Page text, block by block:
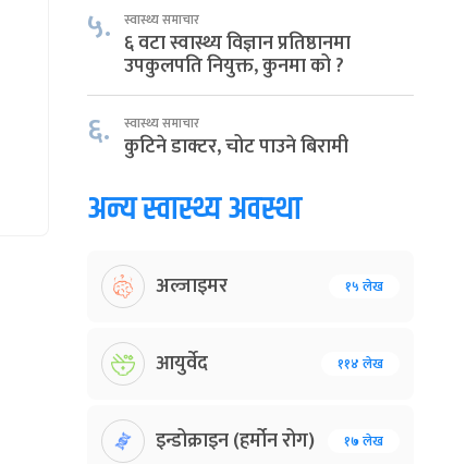
५. स्वास्थ्य समाचार
६ वटा स्वास्थ्य विज्ञान प्रतिष्ठानमा
उपकुलपति नियुक्त, कुनमा को ?
६. स्वास्थ्य समाचार
कुटिने डाक्टर, चोट पाउने बिरामी
अन्य स्वास्थ्य अवस्था
अल्जाइमर १५ लेख
आयुर्वेद ११४ लेख
इन्डोक्राइन (हर्मोन रोग) १७ लेख